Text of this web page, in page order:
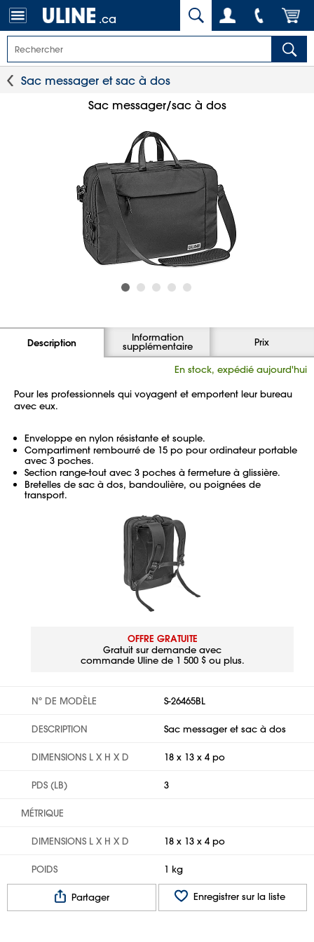
.ca
Sac messager et sac à dos
Sac messager/sac à dos
Description Information
supplémentaire Prix
En stock, expédié aujourd'hui
Pour les professionnels qui voyagent et emportent leur bureau
avec eux.
Enveloppe en nylon résistante et souple.
Compartiment rembourré de 15 po pour ordinateur portable
avec 3 poches.
Section range-tout avec 3 poches à fermeture à glissière.
Bretelles de sac à dos, bandoulière, ou poignées de
transport.
OFFRE GRATUITE
Gratuit sur demande avec
commande Uline de 1 500 $ ou plus.
Nº DE MODÈLE S-26465BL
DESCRIPTION Sac messager et sac à dos
DIMENSIONS L X H X D 18 x 13 x 4 po
PDS (LB) 3
MÉTRIQUE
DIMENSIONS L X H X D 18 x 13 x 4 po
POIDS 1 kg
Partager Enregistrer sur la liste